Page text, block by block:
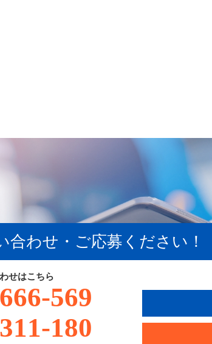
合わせ・ご応募ください！
せはこちら
569
180